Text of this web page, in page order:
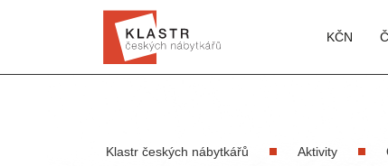
KČN
Klastr českých nábytkářů Aktivity